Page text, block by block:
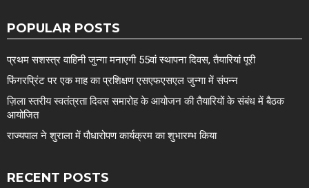
POPULAR POSTS
प्रथम सशस्त्र वाहिनी जुन्गा मनाएगी 55वां स्थापना दिवस, तैयारियां पूरी
फिंगरप्रिंट पर एक माह का प्रशिक्षण एसएफएसएल जुन्गा में संपन्न
ज़िला स्तरीय स्वतंत्रता दिवस समारोह के आयोजन की तैयारियों के संबंध में बैठक
आयोजित
राज्यपाल ने शुराला में पौधारोपण कार्यक्रम का शुभारम्भ किया
RECENT POSTS